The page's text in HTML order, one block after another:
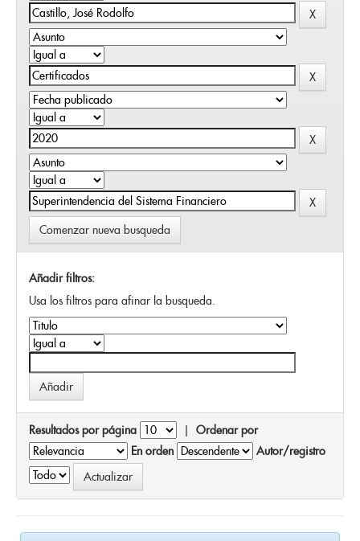
Comenzar nueva busqueda
Añadir filtros:
Usa los filtros para afinar la busqueda.
Resultados por página | Ordenar por
En orden
Autor/registro